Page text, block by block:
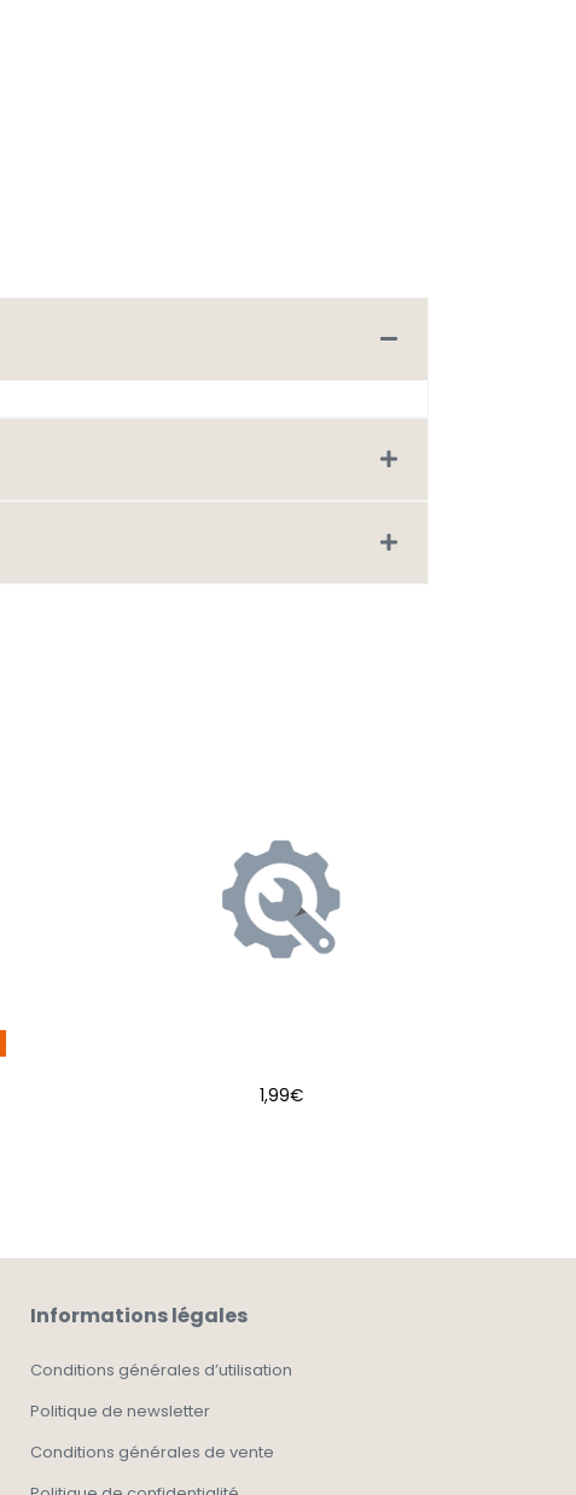
1,99€
Informations légales
Conditions générales d’utilisation
Politique de newsletter
Conditions générales de vente